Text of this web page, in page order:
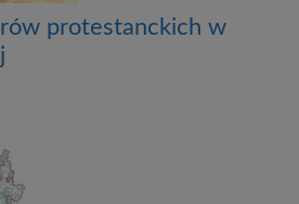
protestanckich w